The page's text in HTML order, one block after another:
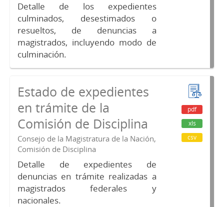
Detalle de los expedientes
culminados, desestimados o
resueltos, de denuncias a
magistrados, incluyendo modo de
culminación.
Estado de expedientes
en trámite de la
Comisión de Disciplina
Consejo de la Magistratura de la Nación,
Comisión de Disciplina
Detalle de expedientes de
denuncias en trámite realizadas a
magistrados federales y
nacionales.
pdf
xls
csv